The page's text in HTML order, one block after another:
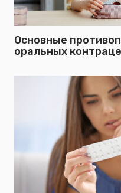
Основные
оральных